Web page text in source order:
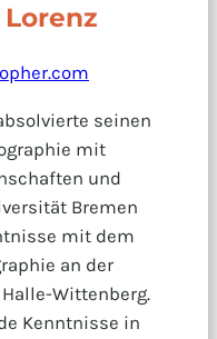
seinen
mit
und
Bremen
mit dem
an der
Wittenberg.
Kenntnisse in